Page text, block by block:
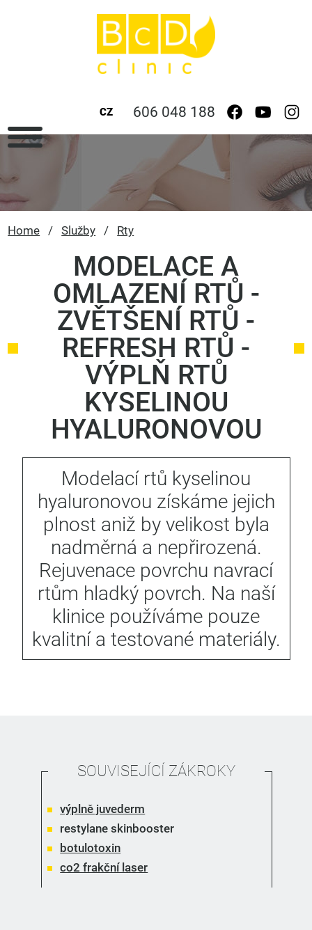
CZ 606 048 188
Home / Služby / Rty
MODELACE A
OMLAZENÍ RTŮ -
ZVĚTŠENÍ RTŮ -
REFRESH RTŮ -
VÝPLŇ RTŮ
KYSELINOU
HYALURONOVOU
Modelací rtů kyselinou
hyaluronovou získáme jejich
plnost aniž by velikost byla
nadměrná a nepřirozená.
Rejuvenace povrchu navrací
rtům hladký povrch. Na naší
klinice používáme pouze
kvalitní a testované materiály.
SOUVISEJÍCÍ ZÁKROKY
výplně juvederm
restylane skinbooster
botulotoxin
co2 frakční laser